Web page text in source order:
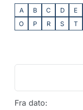
A B C D E
O
P R S T
Fra dato: